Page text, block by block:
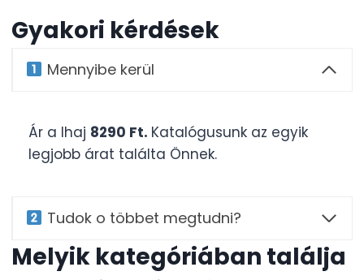
Gyakori kérdések
Mennyibe kerül
Ár a Ihaj 8290 Ft. Katalógusunk az egyik
legjobb árat találta Önnek.
Tudok o többet megtudni?
Melyik kategóriában találja